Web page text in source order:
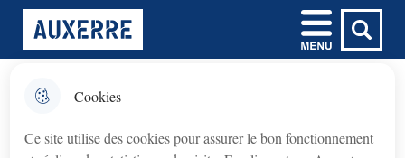
Cookies
Ce site utilise des cookies pour assurer le bon fonctionnement
Aller
au
menu
Aller à la
recherche
Consulter le
plan du site
𝗙𝗲𝗿𝗺𝗲𝘁𝘂𝗿𝗲 𝘁𝗲𝗺𝗽𝗼𝗿𝗮𝗶𝗿𝗲 𝗱𝘂
𝗯𝘂𝗿𝗲𝗮𝘂 𝗱𝘂 𝗖𝗿𝗲́𝗱𝗶𝘁
Ville d'Auxerre Menu principal
Menu